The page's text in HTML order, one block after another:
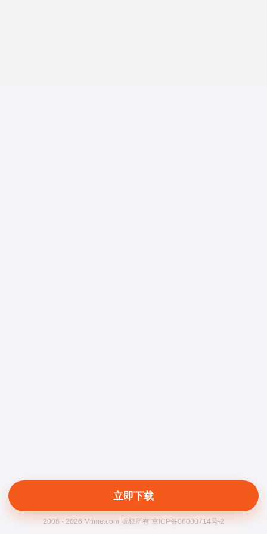
立即下载
2008 - 2026 Mtime.com 版权所有 京ICP备06000714号-2